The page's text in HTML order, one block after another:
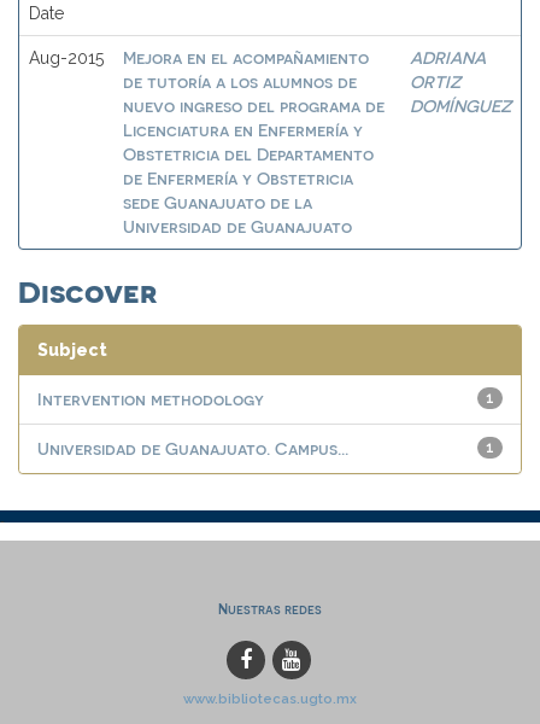
Date
Aug-2015
Mejora en el acompañamiento
de tutoría a los alumnos de
nuevo ingreso del programa de
Licenciatura en Enfermería y
Obstetricia del Departamento
de Enfermería y Obstetricia
sede Guanajuato de la
Universidad de Guanajuato
ADRIANA
ORTIZ
DOMÍNGUEZ
Discover
Subject
1
Intervention methodology
1
Universidad de Guanajuato. Campus...
Nuestras redes
www.bibliotecas.ugto.mx